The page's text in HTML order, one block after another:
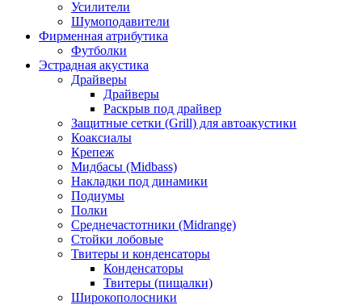
Усилители
Шумоподавители
Фирменная атрибутика
Футболки
Эстрадная акустика
Драйверы
Драйверы
Раскрыв под драйвер
Защитные сетки (Grill) для автоакустики
Коаксиалы
Крепеж
Мидбасы (Midbass)
Накладки под динамики
Подиумы
Полки
Среднечастотники (Midrange)
Стойки лобовые
Твитеры и конденсаторы
Конденсаторы
Твитеры (пищалки)
Широкополосники